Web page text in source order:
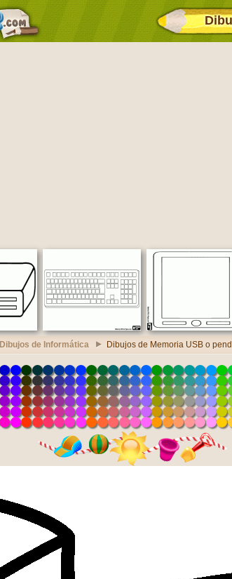
Dibujos de Informática Dibujos de Memoria USB o